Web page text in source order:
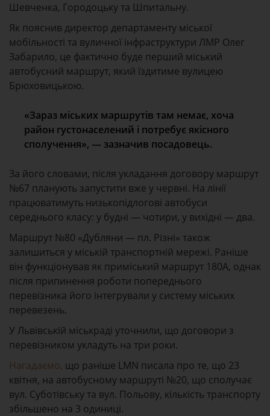
Шевченка, Городоцьку та Шпитальну.
Як пояснив директор департаменту міської
мобільності та вуличної інфраструктури ЛМР Олег
Забарило, це фактично буде перший міський
автобусний маршрут, який їздитиме вулицею
Брюховицькою.
«Зараз міських маршрутів там немає, хоча
район густонаселений і потребує якісного
сполучення», — зазначив посадовець.
За його словами, після укладання договору маршрут
№67 планують запустити вже у червні. На лінії
працюватимуть низькопідлогові автобуси
середнього класу: у будні — чотири, у вихідні — два.
Маршрут №80 «Дубляни — пл. Різні» також
залишиться у міській транспортній мережі. Раніше
він функціонував як приміський маршрут 180А, однак
після припинення роботи попереднього
перевізника його інтегрували у систему міських
перевезень.
У Львівській міськраді уточнили, що договори з
перевізником укладуть на три роки.
Нагадаємо, що раніше LMN писала про те, що 23
квітня, на автобусному маршруті №20, що сполучає
вул. Суботівську та вул. Польову, кількість транспорту
збільшено на 3 одиниці.